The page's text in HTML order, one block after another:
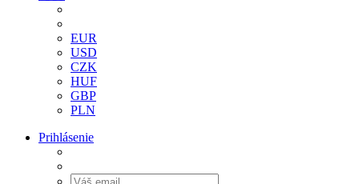
EUR
USD
CZK
HUF
GBP
PLN
Prihlásenie